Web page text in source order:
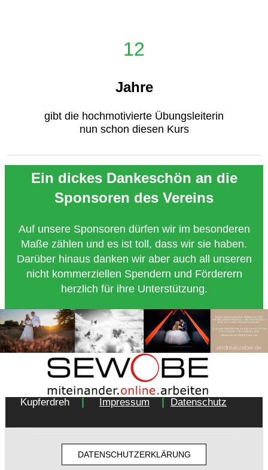
12
Jahre
gibt die hochmotivierte Übungsleiterin
nun schon diesen Kurs
Ein dickes Dankeschön an die
Sponsoren des Vereins
Auf unsere Sponsoren dürfen wir im besonderen
Maße zählen und es ist toll, dass wir sie haben.
Darüber hinaus danken wir aber auch all unseren
nicht kommerziellen Spendern und Förderern
herzlich für ihre Unterstützung.
Copyright 2018 - Turnverein 1877 e.V. Essen-
Kupferdreh
| Impressum | Datenschutz
DATENSCHUTZERKLÄRUNG